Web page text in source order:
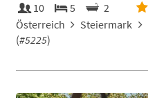
10 5
2
Österreich
Steiermark
(#5225)